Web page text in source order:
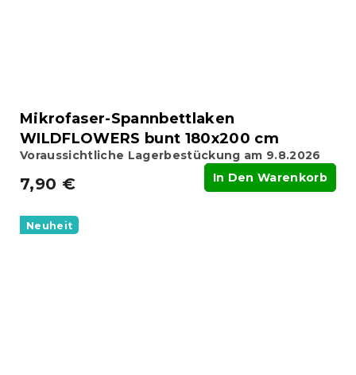
Mikrofaser-Spannbettlaken
WILDFLOWERS bunt 180x200 cm
Voraussichtliche Lagerbestückung am 9.8.2026
7,90 € In Den Warenkorb
Neuheit